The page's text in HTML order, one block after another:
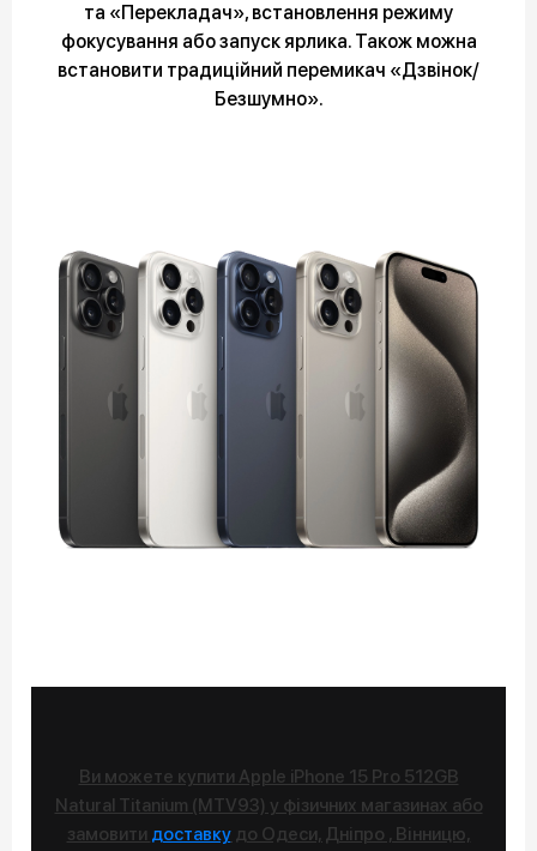
та «Перекладач», встановлення режиму
фокусування або запуск ярлика. Також можна
встановити традиційний перемикач «Дзвінок/
Безшумно».
Ви можете купити Apple iPhone 15 Pro 512GB
Natural Titanium (MTV93) у фізичних магазинах або
замовити доставкудо Одеси, Дніпро , Вінницю,